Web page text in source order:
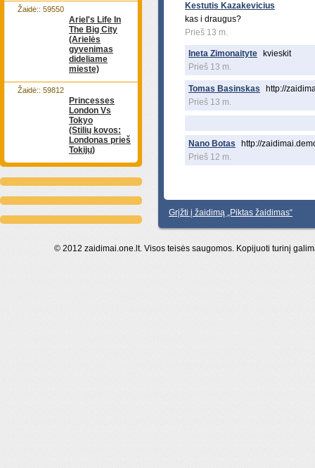
Ariel's Life In
The Big City
(Arielės
gyvenimas
dideliame
mieste)
Žaidė:: 59550
Princesses
London Vs
Tokyo
(Stilių kovos:
Londonas prieš
Tokijų)
Žaidė:: 59812
Kestutis Kazakevicius
kas i draugus?
Prieš 13 m.
Ineta Zimonaityte
kvieskit
Prieš 13 m.
Tomas Basinskas
http://
Prieš 13 m.
Nano Botas
http://
Prieš 12 m.
Grįžti į žaidimą „Piktas žaidimas“
© 2012 zaidimai.one.lt. Visos teisės saugomos. Kopijuoti turinį